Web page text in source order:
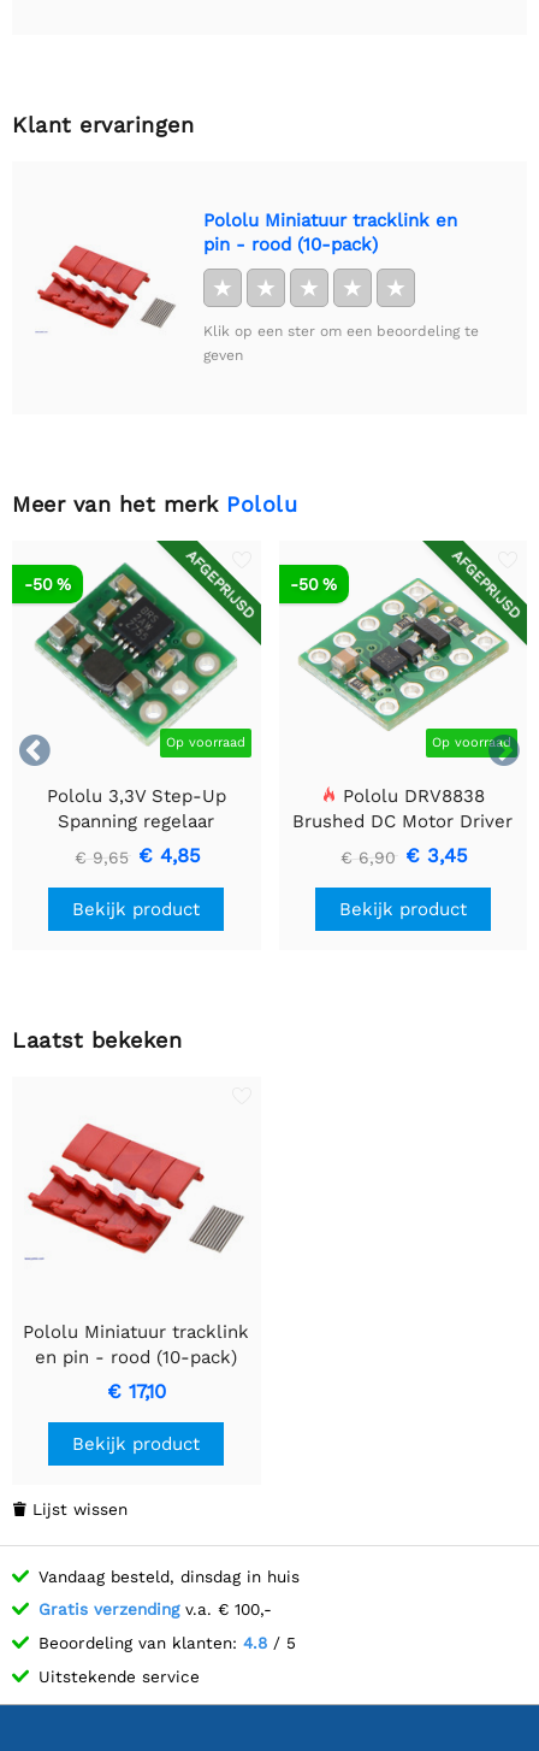
Klant ervaringen
Pololu Miniatuur tracklink en
pin - rood (10-pack)
★ ★ ★ ★ ★
Klik op een ster om een beoordeling te
geven
Meer van het merk Pololu


AFGEPRIJSD
Op voorraad
-50 %
Pololu 3,3V Step-Up
Spanning regelaar
U1V10F3
€ 9,65 € 4,85
Bekijk product
AFGEPRIJSD
Op voorraad
-50 %
Pololu DRV8838
Brushed DC Motor Driver
€ 6,90 € 3,45
Bekijk product
Laatst bekeken
Pololu Miniatuur tracklink
en pin - rood (10-pack)
€ 17,10
Bekijk product
 Lijst wissen
Vandaag besteld, dinsdag in huis
Gratis verzendingv.a. € 100,-
Beoordeling van klanten: 4.8 / 5
Uitstekende service